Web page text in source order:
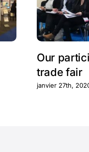
Our
trade fair
janvier 27th,